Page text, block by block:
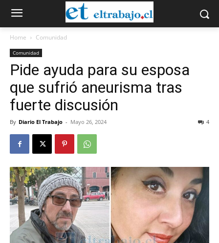
Home Comunidad
Comunidad
Pide ayuda para su esposa
que sufrió aneurisma tras
fuerte discusión
By Diario El Trabajo - Mayo 26, 2024 4